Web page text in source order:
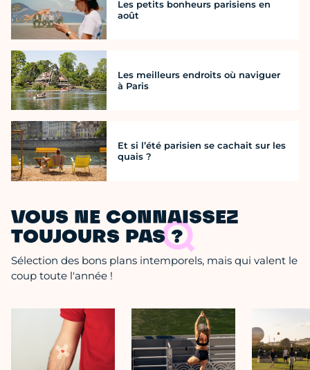
Les petits bonheurs parisiens en
août
Les meilleurs endroits où naviguer
à Paris
Et si l’été parisien se cachait sur les
quais ?
VOUS NE CONNAISSEZ
TOUJOURS PAS ?
Sélection des bons plans intemporels, mais qui valent le
coup toute l'année !